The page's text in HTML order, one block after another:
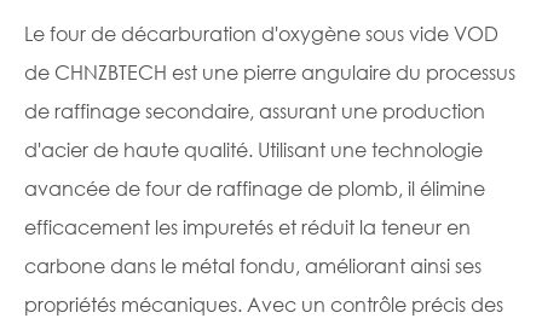
Le four de décarburation d'oxygène sous vide VOD
de CHNZBTECH est une pierre angulaire du processus
de raffinage secondaire, assurant une production
d'acier de haute qualité. Utilisant une technologie
avancée de four de raffinage de plomb, il élimine
efficacement les impuretés et réduit la teneur en
carbone dans le métal fondu, améliorant ainsi ses
propriétés mécaniques. Avec un contrôle précis des